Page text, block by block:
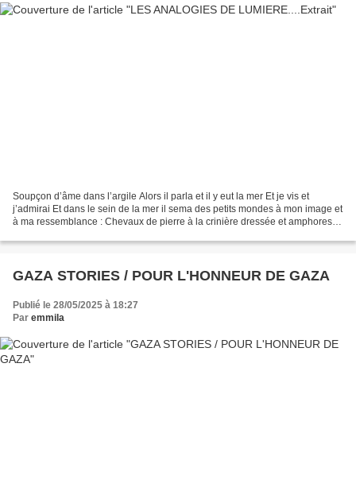
Soupçon d’âme dans l’argile Alors il parla et il y eut la mer Et je vis et
j’admirai Et dans le sein de la mer il sema des petits mondes à mon image et
à ma ressemblance : Chevaux de pierre à la crinière dressée et amphores
GAZA STORIES / POUR L'HONNEUR DE GAZA
Publié le 28/05/2025 à 18:27
Par emmila